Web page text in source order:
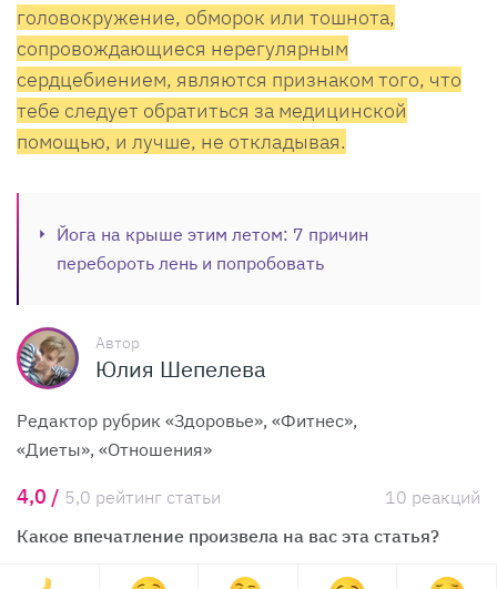
головокружение, обморок или тошнота,
сопровождающиеся нерегулярным
сердцебиением, являются признаком того, что
тебе следует обратиться за медицинской
помощью, и лучше, не откладывая.
Йога на крыше этим летом: 7 причин
перебороть лень и попробовать
Автор
Юлия Шепелева
Редактор рубрик «Здоровье», «Фитнес»,
«Диеты», «Отношения»
4,0 / 5,0 рейтинг статьи
10 реакций
Какое впечатление произвела на вас эта статья?